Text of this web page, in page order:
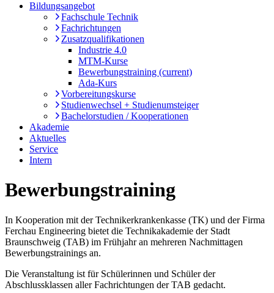
Bildungsangebot
Fachschule Technik
Fachrichtungen
Zusatzqualifikationen
Industrie 4.0
MTM-Kurse
Bewerbungstraining (current)
Ada-Kurs
Vorbereitungskurse
Studienwechsel + Studienumsteiger
Bachelorstudien / Kooperationen
Akademie
Aktuelles
Service
Intern
Bewerbungstraining
In Kooperation mit der Technikerkrankenkasse (TK) und der Firma
Ferchau Engineering bietet die Technikakademie der Stadt
Braunschweig (TAB) im Frühjahr an mehreren Nachmittagen
Bewerbungstrainings an.
Die Veranstaltung ist für Schülerinnen und Schüler der
Abschlussklassen aller Fachrichtungen der TAB gedacht.